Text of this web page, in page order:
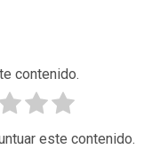
contenido.
este contenido.